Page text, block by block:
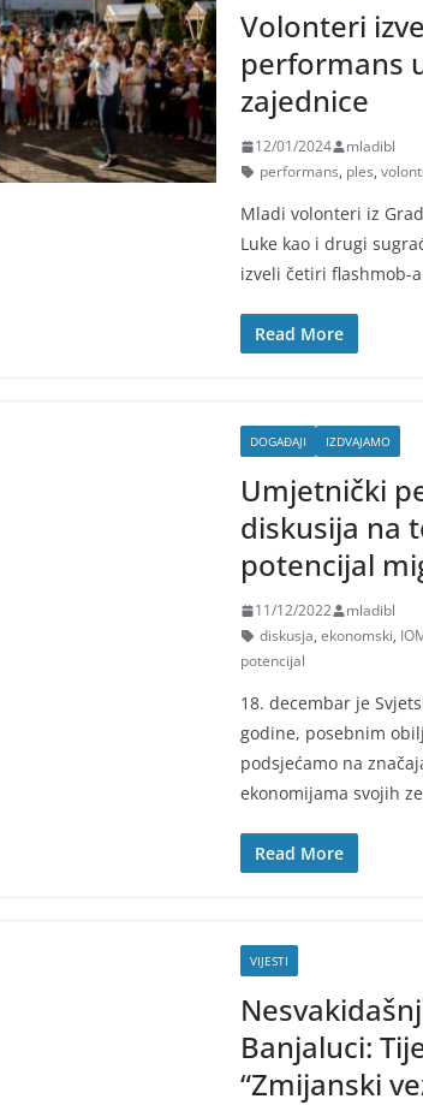
Volonteri
performans
zajednice
12/01/2024
mladibl
performans, ples,
Mladi volonteri iz
Luke kao i drugi
izveli četiri flashmob-a
Read More
DOGAĐAJI IZDVAJAMO
Umjetnički
diskusija na
potencijal
11/12/2022
mladibl
diskusja, ekonomski,
potencijal
18. decembar je
godine, posebnim
podsjećamo na
ekonomijama svojih
Read More
VIJESTI
Banjaluci:
“Zmijanski